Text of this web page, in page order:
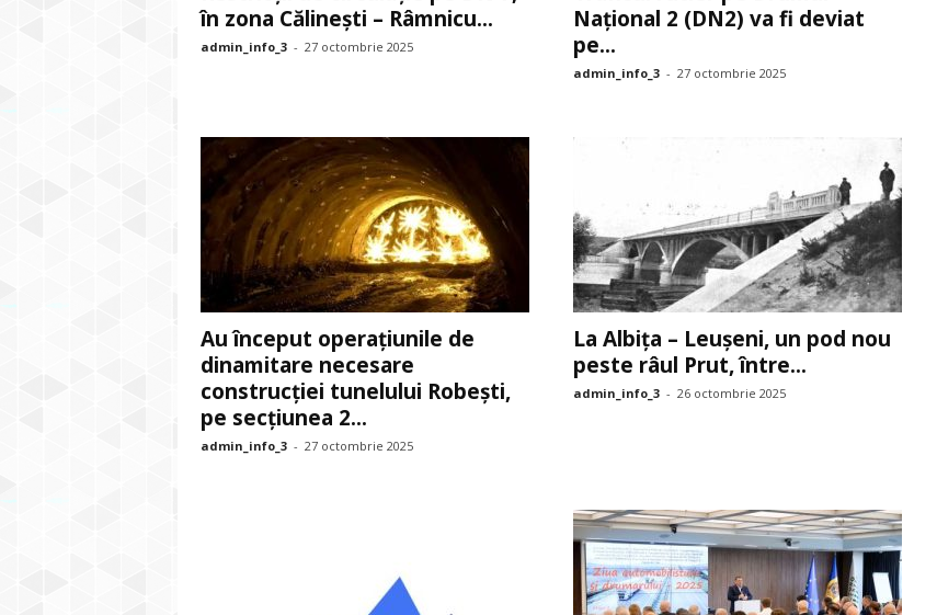
în zona Călinești – Râmnicu...
admin_info_3 - 27 octombrie 2025
Național 2 (DN2) va fi deviat
pe...
admin_info_3 - 27 octombrie 2025
Au început operațiunile de
dinamitare necesare
construcției tunelului Robești,
pe secțiunea 2...
admin_info_3 - 27 octombrie 2025
La Albița – Leușeni, un pod nou
peste râul Prut, între...
admin_info_3 - 26 octombrie 2025